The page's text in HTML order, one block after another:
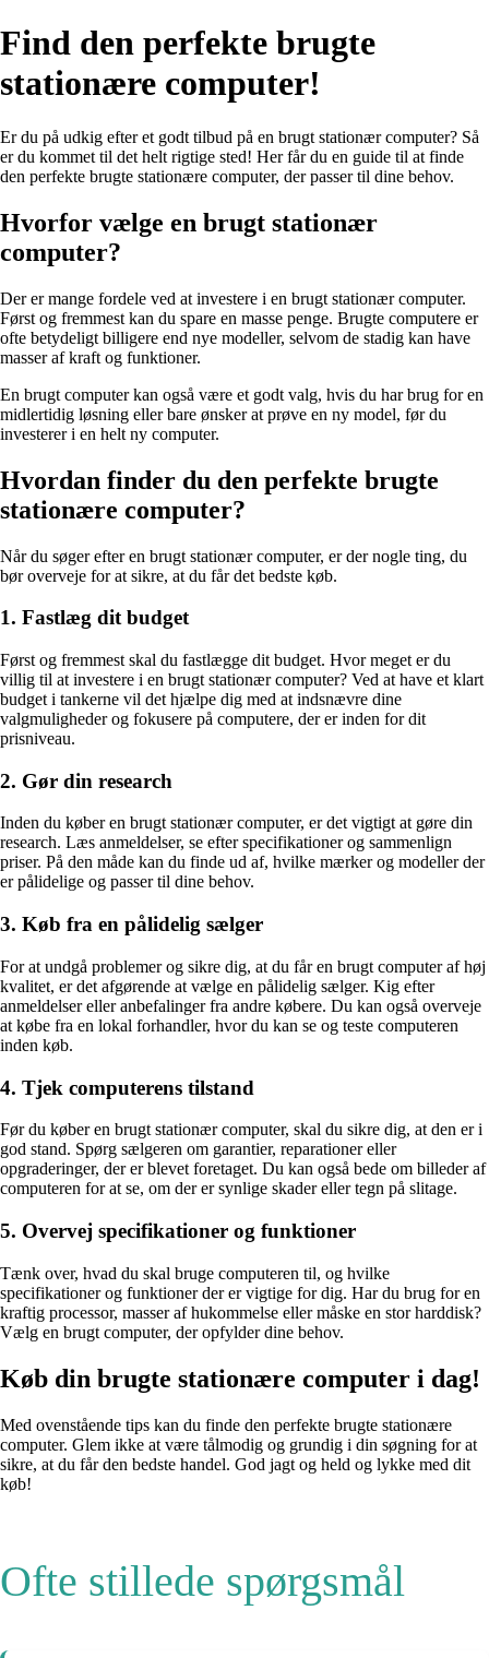
Find den perfekte brugte
stationære computer!
Er du på udkig efter et godt tilbud på en brugt stationær computer? Så
er du kommet til det helt rigtige sted! Her får du en guide til at finde
den perfekte brugte stationære computer, der passer til dine behov.
Hvorfor vælge en brugt stationær
computer?
Der er mange fordele ved at investere i en brugt stationær computer.
Først og fremmest kan du spare en masse penge. Brugte computere er
ofte betydeligt billigere end nye modeller, selvom de stadig kan have
masser af kraft og funktioner.
En brugt computer kan også være et godt valg, hvis du har brug for en
midlertidig løsning eller bare ønsker at prøve en ny model, før du
investerer i en helt ny computer.
Hvordan finder du den perfekte brugte
stationære computer?
Når du søger efter en brugt stationær computer, er der nogle ting, du
bør overveje for at sikre, at du får det bedste køb.
1. Fastlæg dit budget
Først og fremmest skal du fastlægge dit budget. Hvor meget er du
villig til at investere i en brugt stationær computer? Ved at have et klart
budget i tankerne vil det hjælpe dig med at indsnævre dine
valgmuligheder og fokusere på computere, der er inden for dit
prisniveau.
2. Gør din research
Inden du køber en brugt stationær computer, er det vigtigt at gøre din
research. Læs anmeldelser, se efter specifikationer og sammenlign
priser. På den måde kan du finde ud af, hvilke mærker og modeller der
er pålidelige og passer til dine behov.
3. Køb fra en pålidelig sælger
For at undgå problemer og sikre dig, at du får en brugt computer af høj
kvalitet, er det afgørende at vælge en pålidelig sælger. Kig efter
anmeldelser eller anbefalinger fra andre købere. Du kan også overveje
at købe fra en lokal forhandler, hvor du kan se og teste computeren
inden køb.
4. Tjek computerens tilstand
Før du køber en brugt stationær computer, skal du sikre dig, at den er i
god stand. Spørg sælgeren om garantier, reparationer eller
opgraderinger, der er blevet foretaget. Du kan også bede om billeder af
computeren for at se, om der er synlige skader eller tegn på slitage.
5. Overvej specifikationer og funktioner
Tænk over, hvad du skal bruge computeren til, og hvilke
specifikationer og funktioner der er vigtige for dig. Har du brug for en
kraftig processor, masser af hukommelse eller måske en stor harddisk?
Vælg en brugt computer, der opfylder dine behov.
Køb din brugte stationære computer i dag!
Med ovenstående tips kan du finde den perfekte brugte stationære
computer. Glem ikke at være tålmodig og grundig i din søgning for at
sikre, at du får den bedste handel. God jagt og held og lykke med dit
køb!
Ofte stillede spørgsmål